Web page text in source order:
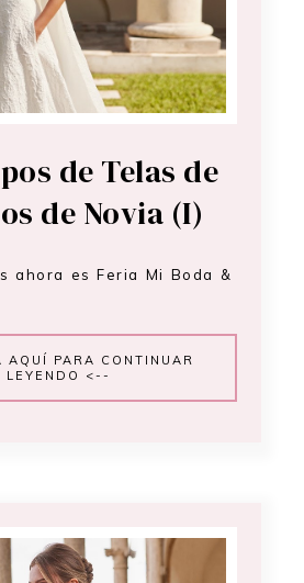
de Telas de
de Novia (I)
ahora es Feria Mi Boda &
PARA CONTINUAR
LEYENDO <--